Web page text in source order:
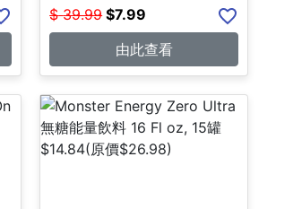
$ 39.99 $7.99
由此查看